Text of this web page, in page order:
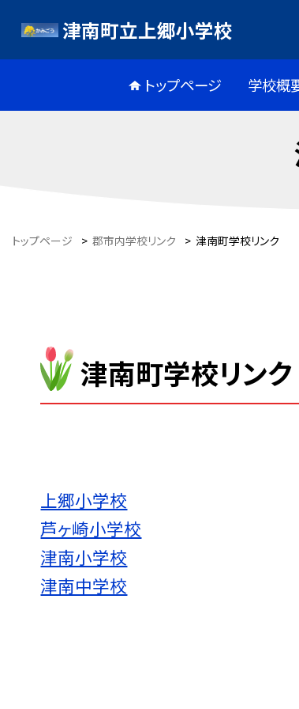
津南町立上郷小学校
トップページ 学校概
トップページ > 郡市内学校リンク > 津南町学校リンク
津南町学校リンク
上郷小学校
芦ヶ崎小学校
津南小学校
津南中学校